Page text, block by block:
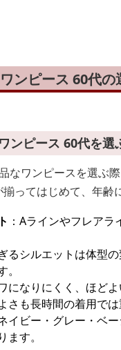
ンピース 60代
ンピース 60代を選
なワンピースを選ぶ
揃ってはじめて、年齢
：Aラインやフレア
るシルエットは体型
になりにくく、ほど
さも長時間の着用では
イビー・グレー・ベ
ます。